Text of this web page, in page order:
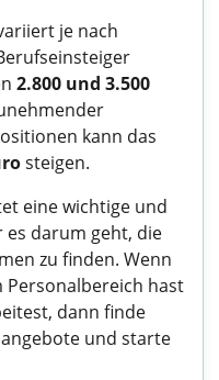
je nach
2.800 und 3.500
kann das
steigen.
eine wichtige und
es darum geht, die
zu finden. Wenn
Personalbereich hast
dann finde
und starte